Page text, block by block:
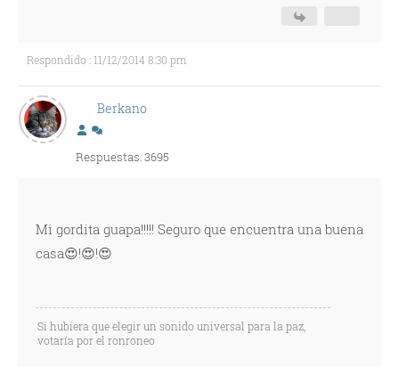
Respondido : 11/12/2014 8:30 pm
Berkano
Respuestas: 3695
Mi gordita guapa!!!!! Seguro que encuentra una buena
casa😍!😍!😍
Si hubiera que elegir un sonido universal para la paz,
votaría por el ronroneo